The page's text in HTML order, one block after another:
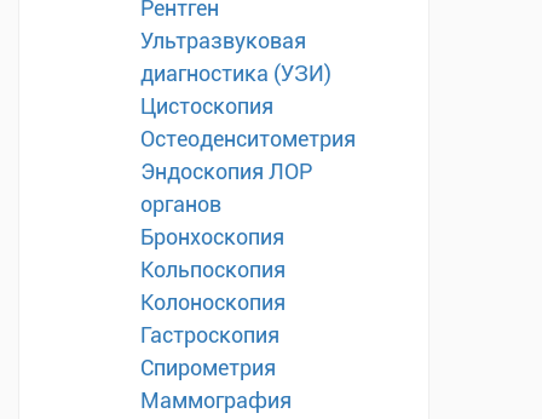
Рентген
Ультразвуковая
диагностика (УЗИ)
Цистоскопия
Остеоденситометрия
Эндоскопия ЛОР
органов
Бронхоскопия
Кольпоскопия
Колоноскопия
Гастроскопия
Спирометрия
Маммография